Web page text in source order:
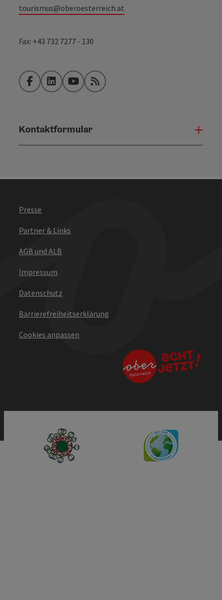
tourismus@oberoesterreich.at
Fax: +43 732 7277 - 130
FacebookLinkedInYouTubeRSS-Feed
Kontaktformular
Presse
Partner & Links
AGB und ALB
Impressum
Datenschutz
Barrierefreiheitserklärung
Cookies anpassen